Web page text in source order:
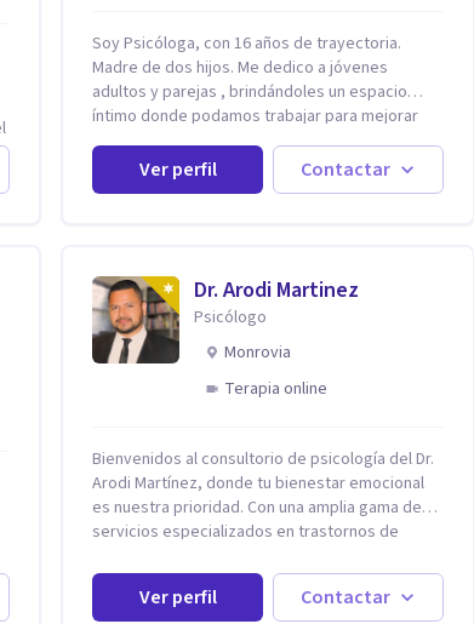
Soy Psicóloga, con 16 años de trayectoria.
Madre de dos hijos. Me dedico a jóvenes
adultos y parejas , brindándoles un espacio
íntimo donde podamos trabajar para mejorar
todos los aspectos de sus vidas. Conozco
primero a los padres, en el caso de niños u
adolescentes, para luego seguir la terapia con
brindándoles un espacio de seguridad. Hago
terapia de pareja y adultos con método
integrativo. Más información en: intherapy.today
Ver perfil Contactar
Dr. Arodi Martinez
Psicólogo
Monrovia
Terapia online
Bienvenidos al consultorio de psicología del Dr.
Arodi Martínez, donde tu bienestar emocional
es nuestra prioridad. Con una amplia gama de
servicios especializados en trastornos de
emocionales, estamos dedicados a ofrecerte el
mejor tratamiento para mejorar tu salud mental.
Ver perfil Contactar